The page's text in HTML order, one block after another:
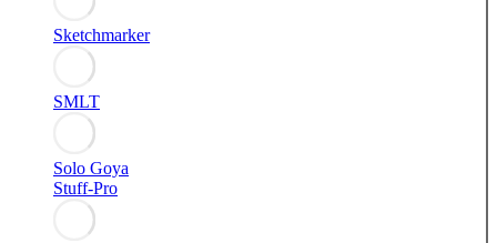
Sketchmarker
SMLT
Solo Goya
Stuff-Pro